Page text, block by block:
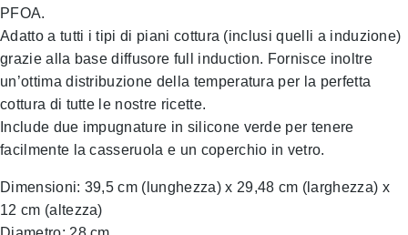
PFOA.
Adatto a tutti i tipi di piani cottura (inclusi quelli a induzione)
grazie alla base diffusore full induction. Fornisce inoltre
un’ottima distribuzione della temperatura per la perfetta
cottura di tutte le nostre ricette.
Include due impugnature in silicone verde per tenere
facilmente la casseruola e un coperchio in vetro.
Dimensioni: 39,5 cm (lunghezza) x 29,48 cm (larghezza) x
12 cm (altezza)